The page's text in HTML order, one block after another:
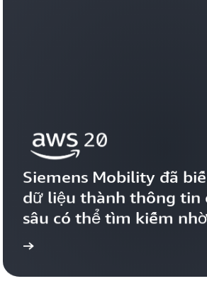
Siemens Mobility đã
dữ liệu thành thông tin
sâu có thể tìm kiếm